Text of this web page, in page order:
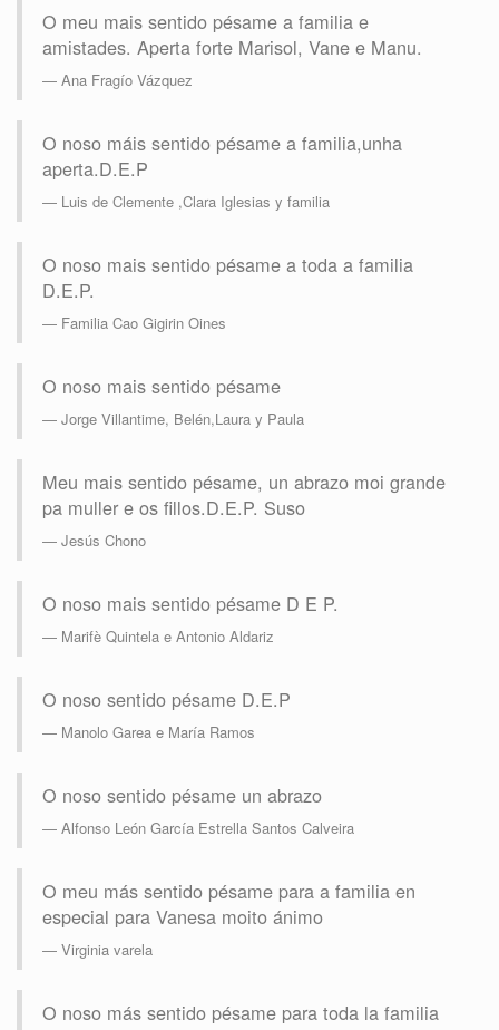
O meu mais sentido pésame a familia e
amistades. Aperta forte Marisol, Vane e Manu.
Ana Fragío Vázquez
O noso máis sentido pésame a familia,unha
aperta.D.E.P
Luis de Clemente ,Clara Iglesias y familia
O noso mais sentido pésame a toda a familia
D.E.P.
Familia Cao Gigirin Oines
O noso mais sentido pésame
Jorge Villantime, Belén,Laura y Paula
Meu mais sentido pésame, un abrazo moi grande
pa muller e os fillos.D.E.P. Suso
Jesús Chono
O noso mais sentido pésame D E P.
Marifè Quintela e Antonio Aldariz
O noso sentido pésame D.E.P
Manolo Garea e María Ramos
O noso sentido pésame un abrazo
Alfonso León García Estrella Santos Calveira
O meu más sentido pésame para a familia en
especial para Vanesa moito ánimo
Virginia varela
O noso más sentido pésame para toda la familia